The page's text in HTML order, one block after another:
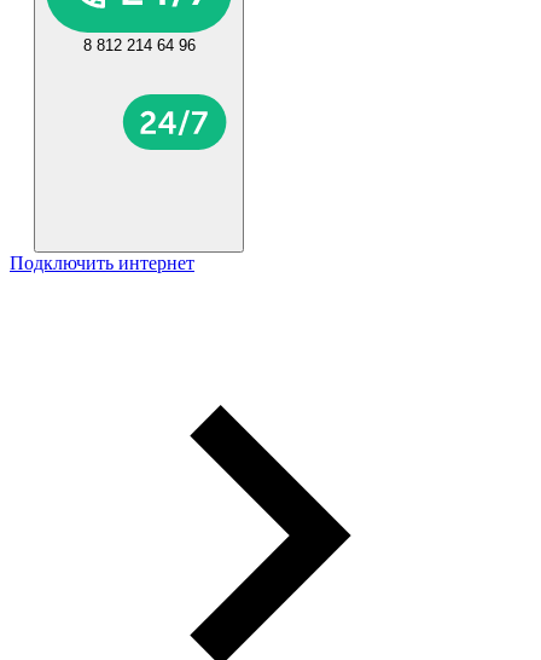
8 812 214 64 96
Подключить интернет